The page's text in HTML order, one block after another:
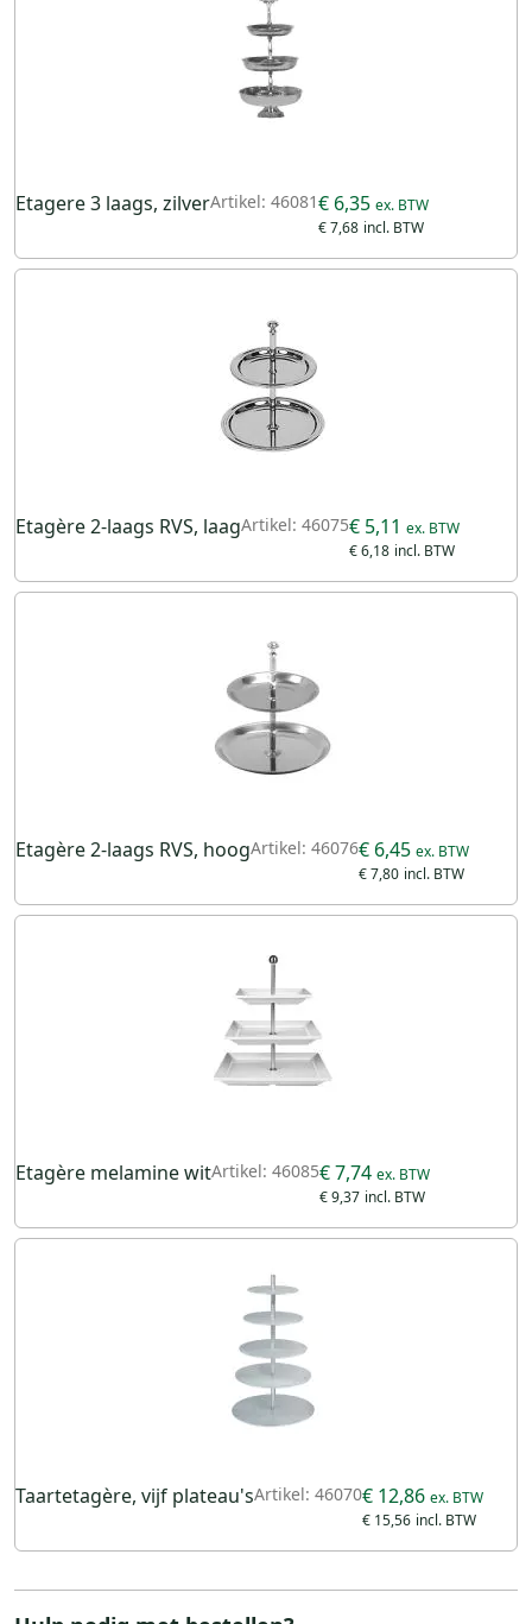
Etagere 3 laags, zilverArtikel: 46081
€ 7,68
€ 6,35
Etagère 2-laags RVS, laagArtikel: 46075
€ 6,18
€ 5,11
Etagère 2-laags RVS, hoogArtikel: 46076
€ 7,80
€ 6,45
Etagère melamine witArtikel: 46085
€ 9,37
€ 7,74
Taartetagère, vijf plateau'sArtikel: 46070
€ 15,56
€ 12,86